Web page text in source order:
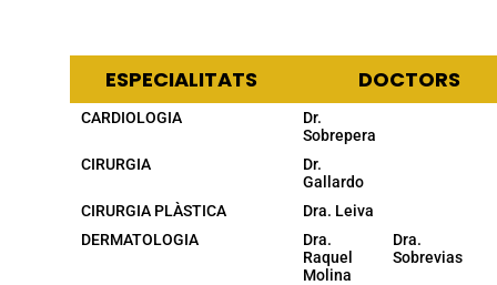
ESPECIALITATS DOCTORS
CARDIOLOGIA
Dr.
Sobrepera
CIRURGIA
Dr.
Gallardo
CIRURGIA PLÀSTICA
Dra. Leiva
DERMATOLOGIA
Dra.
Raquel
Molina
Dra.
Sobrevias